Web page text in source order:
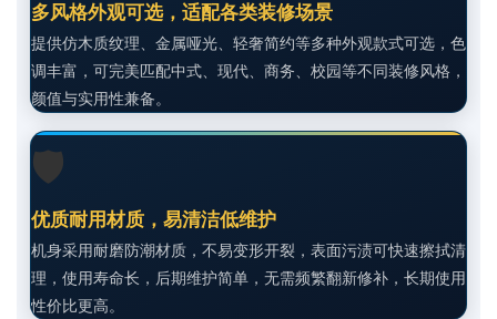
多风格外观可选，适配各类装修场景
提供仿木质纹理、金属哑光、轻奢简约等多种外观款式可选，色
调丰富，可完美匹配中式、现代、商务、校园等不同装修风格，
颜值与实用性兼备。
🛡️
优质耐用材质，易清洁低维护
机身采用耐磨防潮材质，不易变形开裂，表面污渍可快速擦拭清
理，使用寿命长，后期维护简单，无需频繁翻新修补，长期使用
性价比更高。